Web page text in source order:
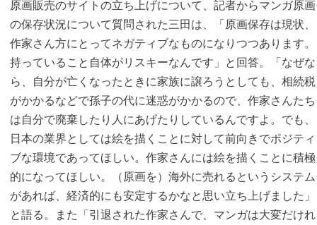
原画販売のサイトの立ち上げについて、記者からマンガ原画
の保存状況について質問された三田は、「原画保存は現状、
作家さん方にとってネガティブなものになりつつあります。
持っていること自体がリスキーなんです」と回答。「なぜな
ら、自分が亡くなったときに家族に譲ろうとしても、相続税
がかかるなどで孫子の代に迷惑がかかるので、作家さんたち
は自分で廃棄したり人にあげたりしているんですよ。でも、
日本の業界としては絵を描くことに対して前向きでポジティ
ブな環境であってほしい。作家さんには絵を描くことに積極
的になってほしい。（原画を）海外に売れるというシステム
があれば、経済的にも安定するかなと思い立ち上げました」
と語る。また「引退された作家さんで、マンガは大変だけれ